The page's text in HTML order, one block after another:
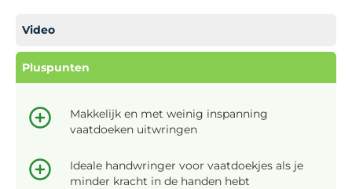
Video
Pluspunten
Makkelijk en met weinig inspanning
vaatdoeken uitwringen
Ideale handwringer voor vaatdoekjes als je
minder kracht in de handen hebt